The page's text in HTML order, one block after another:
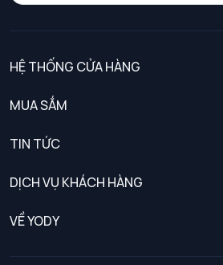
HỆ THỐNG CỬA HÀNG
MUA SẮM
TIN TỨC
DỊCH VỤ KHÁCH HÀNG
Chính sách khách hàng thân thiết
VỀ YODY